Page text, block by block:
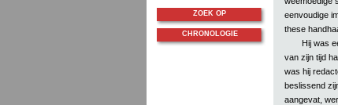
eenvoudige
these
Hij was
van zijn tijd
was hij
beslissend
aangevat,
ZOEK OP
CHRONOLOGIE